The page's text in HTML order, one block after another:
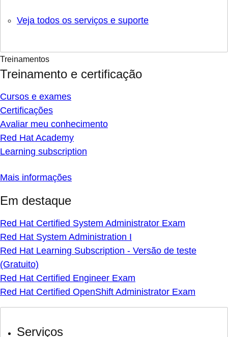
Veja todos os serviços e suporte
Treinamentos
Treinamento e certificação
Cursos e exames
Certificações
Avaliar meu conhecimento
Red Hat Academy
Learning subscription
Mais informações
Em destaque
Red Hat Certified System Administrator Exam
Red Hat System Administration I
Red Hat Learning Subscription - Versão de teste
(Gratuito)
Red Hat Certified Engineer Exam
Red Hat Certified OpenShift Administrator Exam
Serviços